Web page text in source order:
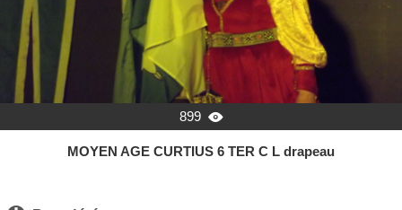
899 
MOYEN AGE CURTIUS 6 TER C L drapeau